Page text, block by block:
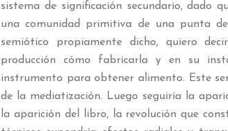
sistema de significación secundario, dado
una comunidad primitiva de una punta
semiótico propiamente dicho, quiero
producción cómo fabricarla y en su
instrumento para obtener alimento. Este
de la mediatización. Luego seguiría la
la aparición del libro, la revolución que